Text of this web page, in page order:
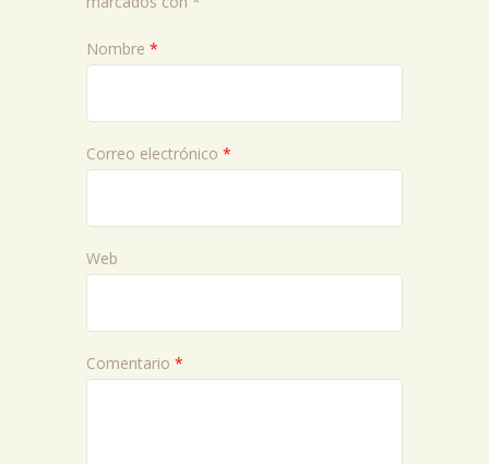
Nombre *
Correo electrónico *
Web
Comentario *